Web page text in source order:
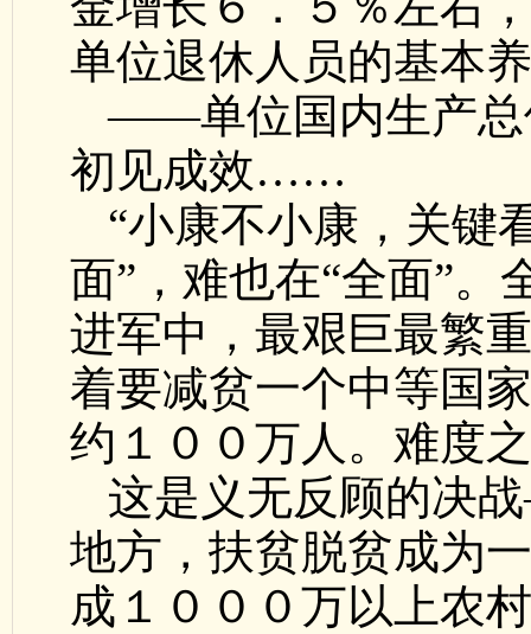
单位退休人员的基本
——单位国内生产总
初见成效……
“小康不小康，关键
面”，难也在“全面”。
进军中，最艰巨最繁
着要减贫一个中等国
约１００万人。难度
这是义无反顾的决
地方，扶贫脱贫成为
成１０００万以上农